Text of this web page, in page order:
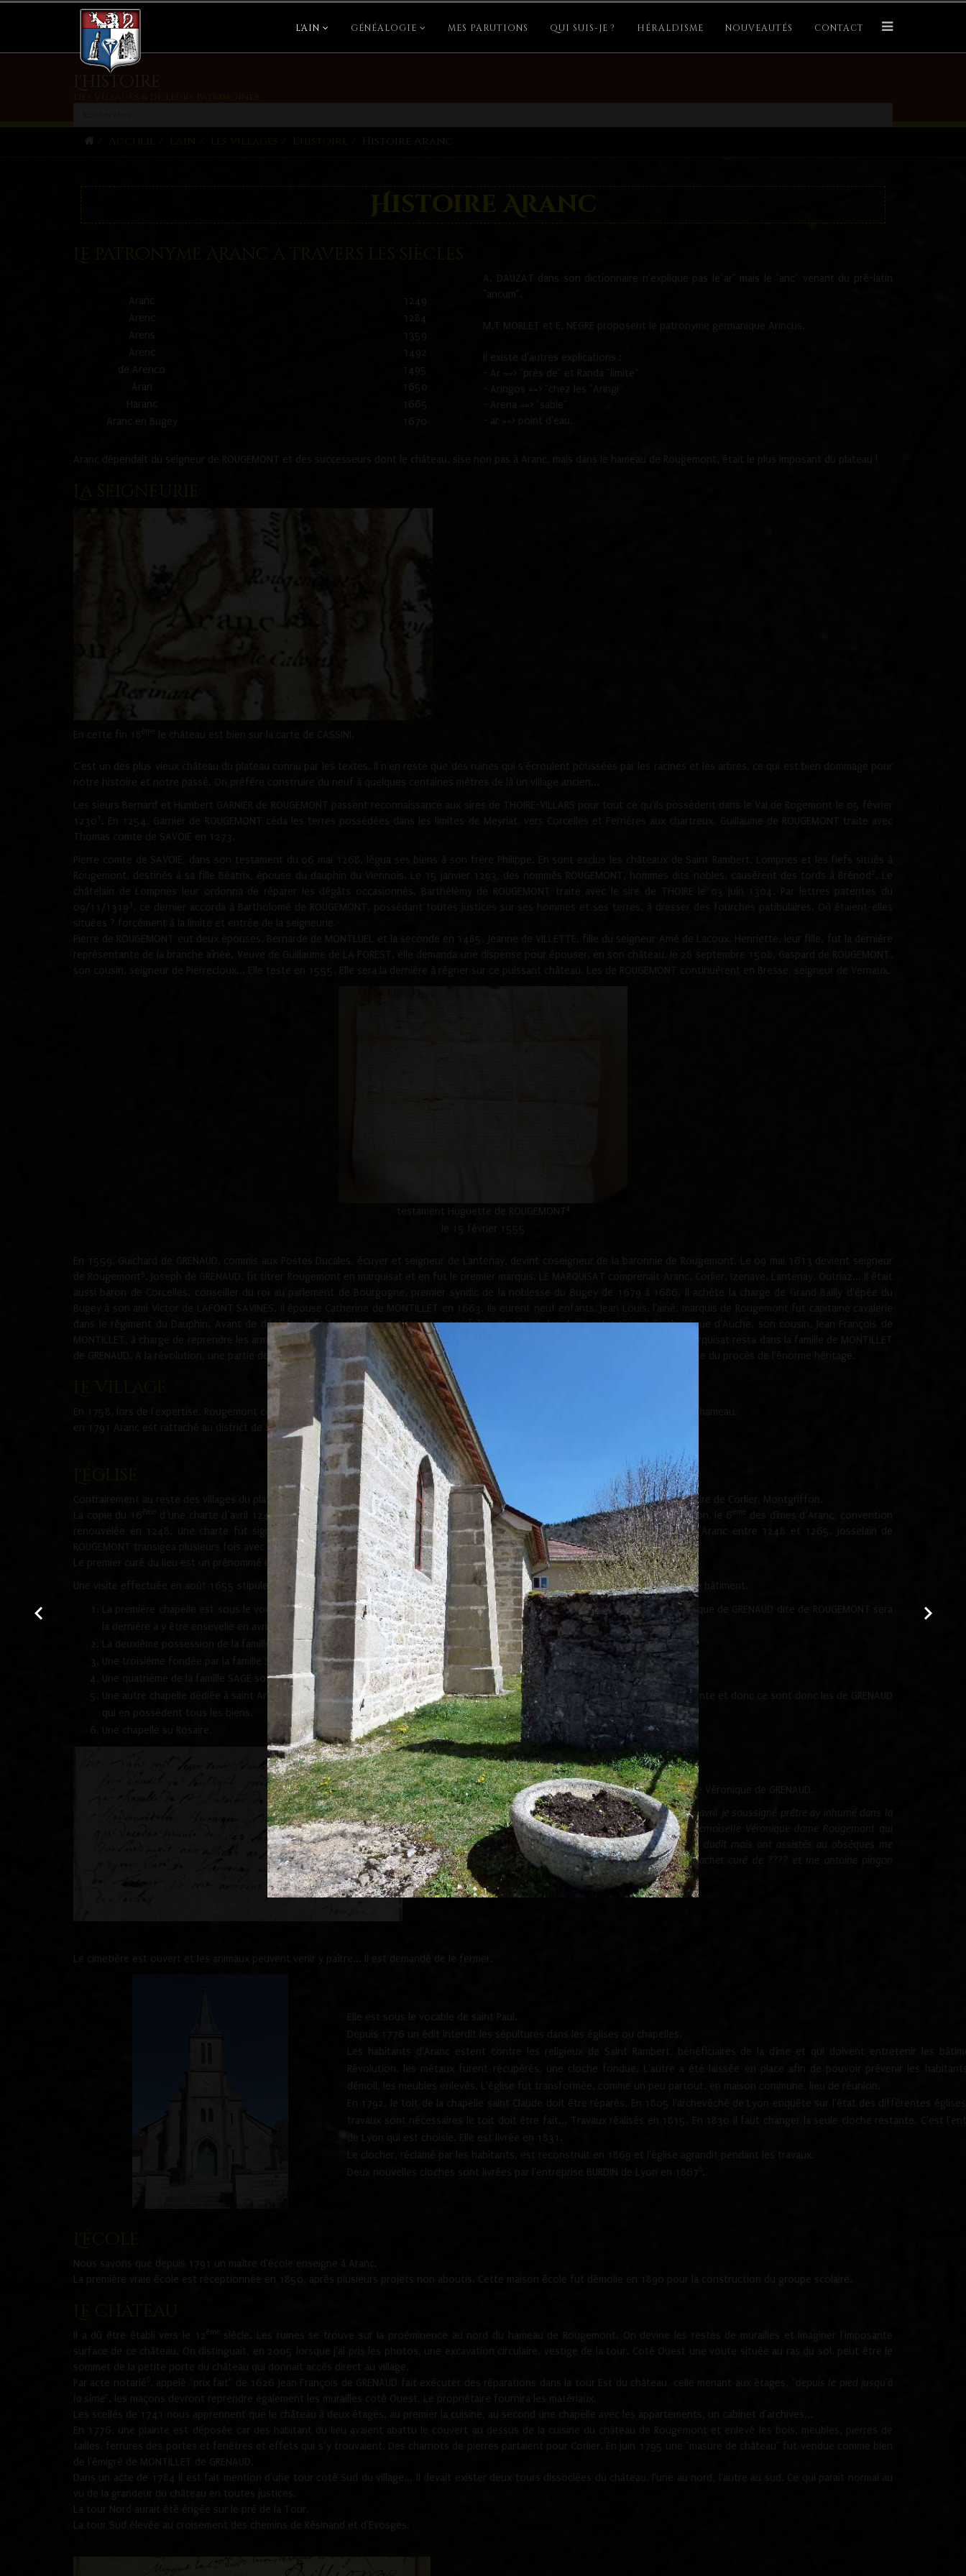
L'AIN GÉNÉALOGIE MES PARUTIONS QUI SUIS-JE ? HÉRALDISME NOUVEAUTÉS CONTACT
L'histoire
Histoire Aranc
Histoire Aranc
Aranc
1249
Arenc
1284
Arens
1359
Arenc
1492
de Arenco
1495
Aran
1650
Haranc
Aranc en Bugey
1670
A. DAUZAT dans son dictionnaire n'explique pas le"ar" mais le "anc" venant du pré-latin
"ancum".
M.T MORLET et E. NEGRE proposent le patronyme germanique Arincus.
Il existe d'autres explications :
- Ar ==> "près de" et Randa "limite"
- Aringos ==> "chez les "Aringi"
- Arena ==> "sable"
Aranc dépendait du seigneur de ROUGEMONT et des successeurs dont le château, sise non pas à Aranc, mais dans le hameau de Rougemont, était le plus imposant du plateau !
En cette fin 18 le château est bien sur la carte de CASSINI.
C'est un des plus vieux château du plateau connu par les textes. Il n'en reste que des ruines qui s'écroulent poussées par les racines et les arbres, ce qui est bien dommage pour
notre histoire et notre passé. On préfère construire du neuf à quelques centaines mètres de là un village ancien...
Les sieurs Bernard et Humbert GARNIER de ROUGEMONT passent reconnaissance aux sires de THOIRE-VILLARS pour tout ce qu'ils possèdent dans le Val de Rogemont le 05 février
1230
. En 1254, Garnier de ROUGEMONT céda les terres possédées dans les limites de Meyriat, vers Corcelles et Ferrières aux chartreux. Guillaume de ROUGEMONT traite avec
Thomas comte de SAVOIE en 1273.
Pierre comte de SAVOIE, dans son testament du 06 mai 1268, légua ses biens à son frère Philippe. En sont exclus les châteaux de Saint Rambert, Lompnes et les fiefs situés à
Rougemont, destinés à sa fille Béatrix, épouse du dauphin du Viennois. Le 15 janvier 1293, des nommés ROUGEMONT, hommes dits nobles, causèrent des tords à Brénod
châtelain de Lompnes leur ordonna de réparer les dégâts occasionnés. Barthélémy de ROUGEMONT traite avec le sire de THOIRE le 03 juin 1304. Par lettres patentes du
09/11/1319
, ce dernier accorda à Bartholomé de ROUGEMONT, possédant toutes justices sur ses hommes et ses terres, à dresser des fourches patibulaires. Où étaient-elles
situées ? forcément à la limite et entrée de la seigneurie.
Pierre de ROUGEMONT eut deux épouses, Bernarde de MONTLUEL et la seconde en 1485, Jeanne de VILLETTE, fille du seigneur Amé de Lacoux. Henriette, leur fille, fut la dernière
représentante de la branche aînée. Veuve de Guillaume de LA FOREST, elle demanda une dispense pour épouser, en son château, le 28 septembre 1508, Gaspard de ROUGEMONT,
son cousin, seigneur de Pierrecloux... Elle teste en 1555. Elle sera la dernière à régner sur ce puissant château. Les de ROUGEMONT continuèrent en Bresse, seigneur de Vernaux.
testament Huguette de ROUGEMONT
En 1559, Guichard de GRENAUD, commis aux Postes Ducales, écuyer et seigneur de Lantenay, devint coseigneur de la baronnie de Rougemont. Le 09 mai 1613 devient seigneur
. Joseph de GRENAUD, fit titrer Rougemont en marquisat et en fut le premier marquis. LE MARQUISAT comprenait Aranc, Corlier, Izenave, Lantenay, Outriaz... Il était
aussi baron de Corcelles, conseiller du roi au parlement de Bourgogne, premier syndic de la noblesse du Bugey de 1679 à 1686. Il achète la charge de Grand Bailly d'épée du
Bugey à son ami Victor de LAFONT SAVINES. Il épouse Catherine de MONTILLET en 1663. Ils eurent neuf enfants. Jean Louis, l'ainé, marquis de Rougemont fut capitaine cavalerie
dans le régiment du Dauphin. Avant de décéder, il fit le partage, un tiers pour ses frère et soeurs, les deux autre tiers à l'archevêque d'Auche, son cousin, Jean François de
MONTILLET, à charge de reprendre les armes et noms. Il s'en suivit un procès fleuve, dont le roi de France mis un terme en 1785. Le marquisat resta dans la famille de MONTILLET
de GRENAUD. A la révolution, une partie de la famille émigra. A son retour, la fille de Louis Honoré de MONTILLET de GRENAUD, prit la suite du procès de l'énorme héritage.
En 1758, lors de l'expertise, Rougemont comporte 36 maisons et seulement 24 à Aranc. Depuis Aranc est devenu village et Rougemont hameau.
en 1791 Aranc est rattaché au district de Saint-Rambert-en-Bugey et en 1802 au canton d'Hauteville-Lompnes.
Contrairement au reste des villages du plateau d'Hauteville-Lompnes, Aranc dépendait du diocèse de Lyon. Le curier du lieu gère les vicaire de Corlier, Montgriffon.
La copie du 16
d’une charte d’avril 1247, prouve que Josserand de ROUGEMONT engagea au chapitre de l’église de Saint Paul de Lyon, le 6
des dîmes d’Aranc, convention
renouvelée en 1248. Une charte fut signée entre Guy de ROUGEMONT et le chapitre de saint Paul de Lyon au sujet de la dîme d’Aranc entre 1248 et 1265. Josselain de
ROUGEMONT transigea plusieurs fois avec les religieuses de Blye, propriétaire d'un couvent entre Aranc et Corlier, pour la dîme.
Le premier curé du lieu est un prénommé Guillaume cité en 1263.
Une visite effectuée en août 1655 stipule que l'église et la cure est en bon été et bien entretenue, mais nous apprend beaucoup sur ce bâtiment.
La première chapelle est sous le vocable de saint Pierre. Elle aurait été fondée vers 1510 par le seigneur de ROUGEMONT. Véronique de GRENAUD dite de ROUGEMONT sera
la dernière a y être ensevelie en avril 1736
La deuxième possession de la famille PINGON d'Aranc, dont le patron est saint Michel.
Une troisième fondée par la famille SAVEY du lieu, sous le vocable de saint Claude.
Une quatrième de la famille SAGE sous le patronnage sainte Madeleine. celle-ci a besoin de travaux rugent.
Une autre chapelle dédiée à saint Antoine est aussi la propriété de la famille de ROUGEMONT. En sachant que cette famille est éteinte et donc ce sont donc les de GRENAUD
qui en possèdent tous les biens.
Une chapelle su Rosaire.
05/04/1736 acte de décès de Véronique de GRENAUD.
En l'an mil sept cent trente six le sixième jour d'avril je soussigné prêtre ay inhumé dans la
chapelle de St Antoine de l'église d'aranc Mademoiselle Véronique dame Rougemont qui
decéda munie de ses sacrements le cinquième dudit mois ont assistés au obsèques me
charles niogret curé de lentenay me antoine cachet curé de ???? et me antoine pingon
vicaire de Corlier Dombe
Le cimetière est ouvert et les animaux peuvent venir y paître... Il est demandé de le fermer.
Elle est sous le vocable de saint Paul.
Depuis 1776 un édit interdit les sépultures dans les églises ou chapelles.
Les habitants d'Aranc estent contre les religieux de Saint Rambert, bénéficiaires de la dîme et qui doivent entretenir les
Révolution, les métaux furent récupérés, une cloche fondue. L'autre a été laissée en place afin de pouvoir prévenir les
démoli, les meubles enlevés. L'église fut transformée, comme un peu partout, en maison commune, lieu de réunion.
En 1792, le toit de la chapelle saint Claude doit être réparés. En 1805 l'archevêché de Lyon enquête sur l'état des différentes
travaux sont nécessaires le toit doit être fait... Travaux réalisés en 1815. En 1830 il faut changer la seule cloche restante. C'est
de Lyon qui est choisie. Elle est livrée en 1831.
Le clocher, réclamé par les habitants, est reconstruit en 1869 et l'église agrandit pendant les travaux.
Deux nouvelles cloches sont livrées par l'entreprise BURDIN de Lyon en 1867
Nous savons que depuis 1791 un maître d'école enseigne à Aranc.
La première vraie école est réceptionnée en 1850, après plusieurs projets non aboutis. Cette maison école fut démolie en 1890 pour la construction du groupe scolaire.
Il a dû être établi vers le 12 ème
siècle. Les ruines se trouve sur la proéminence au nord du hameau de Rougemont. On devine les restes de murailles et imaginer l'imposante
surface de ce château. On distinguait, en 2005 lorsque j'ai pris les photos, une excavation circulaire, vestige de la tour. Coté Ouest une voute située au ras du sol, peut être le
sommet de la petite porte du château qui donnait accès direct au village.
Par acte notarié
, appelé "prix fait" de 1626 Jean François de GRENAUD fait exécuter des réparations dans la tour Est du château, celle menant aux étages, "
depuis le pied jusqu'à
". les maçons devront reprendre également les murailles coté Ouest. Le propriétaire fournira les matériaux.
Les scellés de 1741 nous apprennent que le château à deux étages, au premier la cuisine, au second une chapelle avec les appartements, un cabinet d'archives...
En 1776, une plainte est déposée car des habitant du lieu avaient abattu le couvert au dessus de la cuisine du château de Rougemont et enlevé les bois, meubles, pierres de
tailles, ferrures des portes et fenêtres et effets qui s’y trouvaient. Des charriots de pierres partaient pour Corlier. En juin 1795 une "masure de château" fut vendue comme bien
de l'émigré de MONTILLET de GRENAUD.
Dans un acte de 1784 il est fait mention d'une tour coté Sud du village... Il devait exister deux tours dissociées du château, l'une au nord, l'autre au sud. Ce qui parait normal au
vu de la grandeur du château en toutes justices.
La tour Nord aurait été érigée sur le pré de la Tour.
La tour Sud élevée au croisement des chemins de Résinand et d'Evosges.